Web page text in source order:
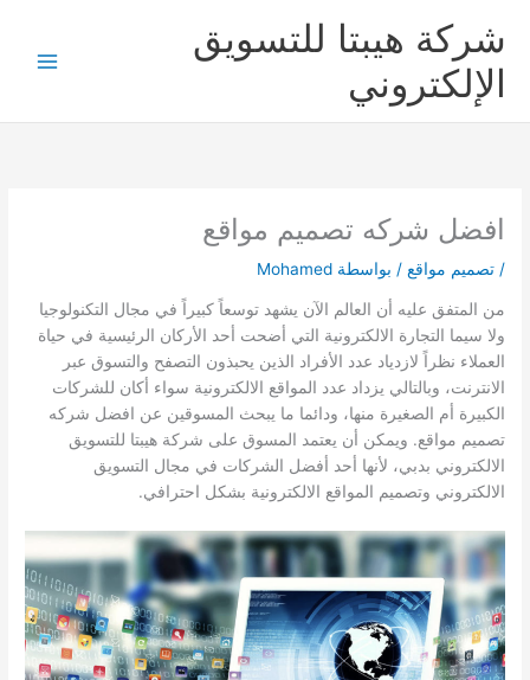
المحتوى
شركة هيبتا للتسويق
الإلكتروني
افضل شركه تصميم مواقع
/تصميم مواقع / بواسطة Mohamed
من المتفق عليه أن العالم الآن يشهد توسعاً كبيراً في مجال التكنولوجيا
ولا سيما التجارة الالكترونية التي أضحت أحد الأركان الرئيسية في حياة
العملاء نظراً لازدياد عدد الأفراد الذين يحبذون التصفح والتسوق عبر
الانترنت، وبالتالي يزداد عدد المواقع الالكترونية سواء أكان للشركات
الكبيرة أم الصغيرة منها، ودائما ما يبحث المسوقين عن افضل شركه
تصميم مواقع. ويمكن أن يعتمد المسوق على شركة هيبتا للتسويق
الالكتروني بدبي، لأنها أحد أفضل الشركات في مجال التسويق
الالكتروني وتصميم المواقع الالكترونية بشكل احترافي.